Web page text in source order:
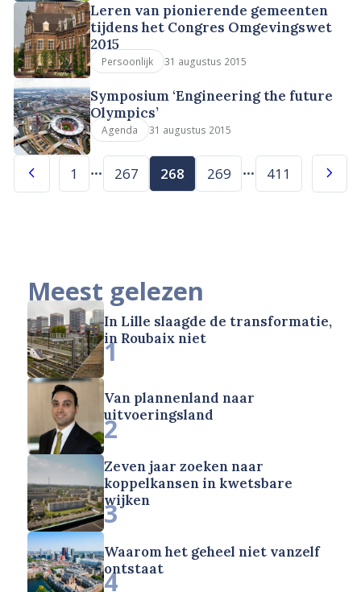
Leren van pionierende gemeenten
tijdens het Congres Omgevingswet
2015
Persoonlijk 31 augustus 2015
Symposium ‘Engineering the future
Olympics’
Agenda 31 augustus 2015
1 267 268 269 411
Meest gelezen
In Lille slaagde de transformatie,
in Roubaix niet
1
Van plannenland naar
uitvoeringsland
2
Zeven jaar zoeken naar
koppelkansen in kwetsbare
wijken
3
Waarom het geheel niet vanzelf
ontstaat
4